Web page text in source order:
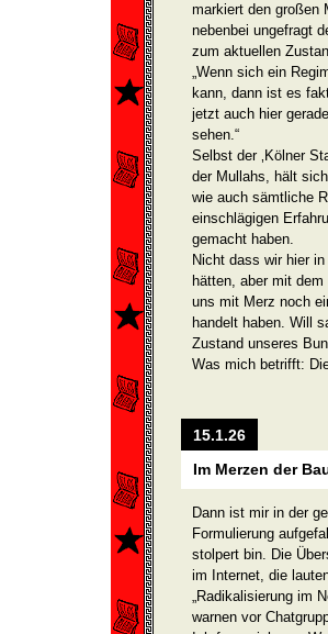
markiert den großen
nebenbei ungefragt
zum aktuellen
„Wenn sich ein
kann, dann ist es
jetzt auch hier
sehen.“
Selbst der ‚Kölner
der Mullahs, hält
wie auch sämtliche
einschlägigen
gemacht haben.
Nicht dass wir hier
hätten, aber mit
uns mit Merz noch
handelt haben. Will
Zustand unseres
Was mich betrifft:
15.1.26
Im Merzen der
Dann ist mir in der
Formulierung
stolpert bin. Die
im Internet, die
„Radikalisierung im
warnen vor